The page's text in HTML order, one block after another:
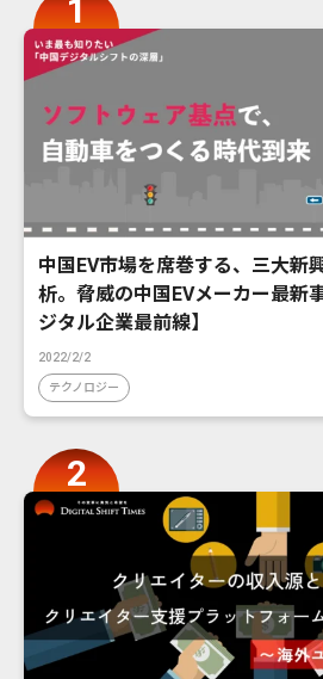
中国EV市場を席巻する、三大新
析。脅威の中国EVメーカー最新
ジタル企業最前線】
2022/2/2
テクノロジー